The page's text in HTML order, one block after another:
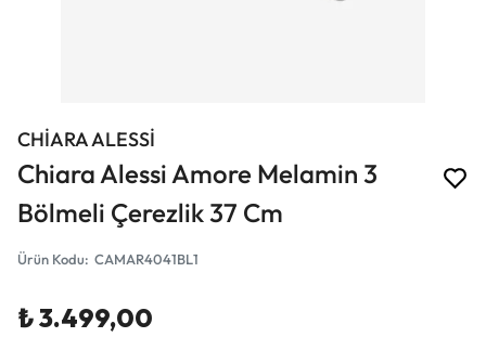
CHİARA ALESSİ
Chiara Alessi Amore Melamin 3
Bölmeli Çerezlik 37 Cm
Ürün Kodu: CAMAR4041BL1
₺ 3.499,00